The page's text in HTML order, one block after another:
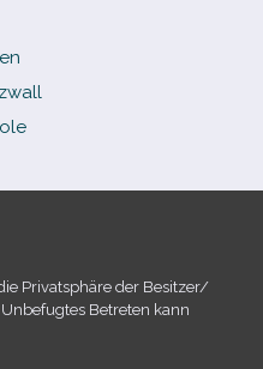
Privatsphäre der Besitzer/​
Betreten kann